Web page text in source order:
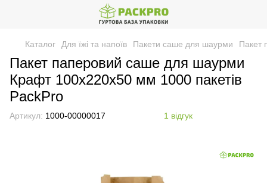
Каталог Для їжі та напоїв Пакети саше для шаурми Пакет
Пакет паперовий саше для шаурми
Крафт 100х220х50 мм 1000 пакетів
PackPro
Артикул: 1000-00000017 1 відгук